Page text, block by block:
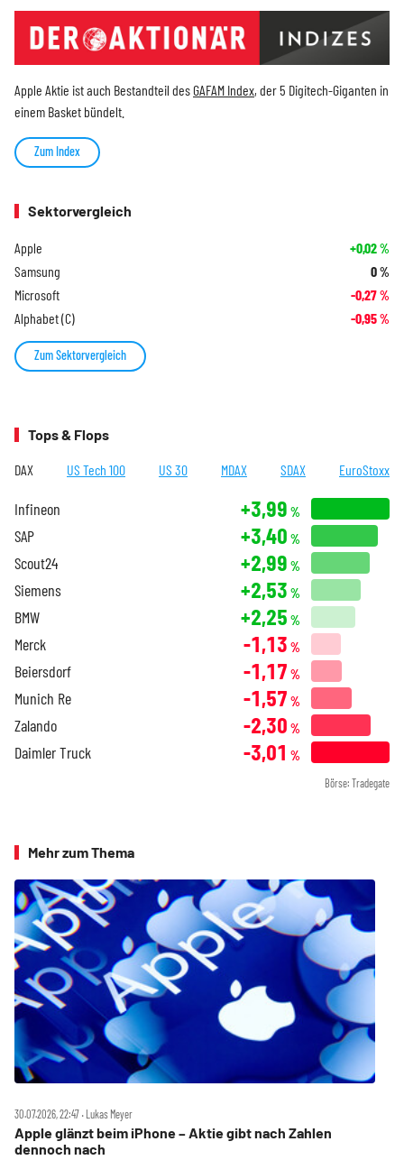
Apple Aktie ist auch Bestandteil desGAFAM Index, der 5 Digitech-Giganten in
einem Basket bündelt.
Zum Index
Sektorvergleich
Apple +0,02%
Samsung 0%
Microsoft -0,27%
Alphabet (C) -0,95%
Zum Sektorvergleich
Tops & Flops
DAX US Tech 100 US 30 MDAX SDAX EuroStoxx
Infineon +3,99 %
SAP +3,40 %
Scout24 +2,99 %
Siemens +2,53 %
BMW +2,25 %
Merck -1,13 %
Beiersdorf -1,17 %
Munich Re -1,57 %
Zalando -2,30 %
Daimler Truck -3,01 %
Börse: Tradegate
Mehr zum Thema
30.07.2026, 22:47 ‧ Lukas Meyer
Apple glänzt beim iPhone – Aktie gibt nach Zahlen
dennoch nach